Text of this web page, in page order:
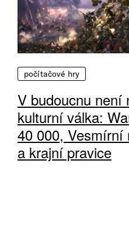
počítačové hry
V budoucnu není
kulturní válka:
40 000, Vesmírní
a krajní pravice